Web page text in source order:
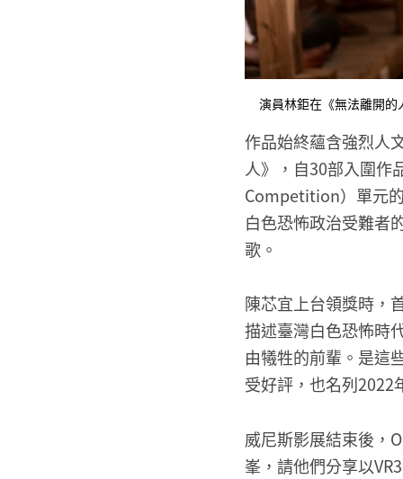
演員林鉅在《無法離開的
作品始終蘊含強烈人
人》，自30部入圍作
Competition）單元
白色恐怖政治受難者
歌。
陳芯宜上台領獎時，
描述臺灣白色恐怖時
由犧牲的前輩。是這
受好評，也名列2022
威尼斯影展結束後，
峯，請他們分享以